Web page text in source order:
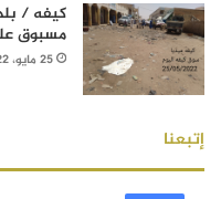
كيفه /
مسبوق
25 مايو، 2022
إتبعنا